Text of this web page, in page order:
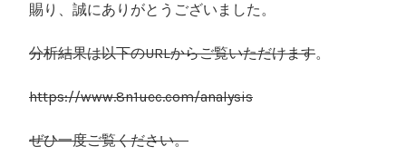
賜り、誠にありがとうございました。
分析結果は以下のURLからご覧いただけます。
https://www.8n1uec.com/analysis
ぜひ一度ご覧ください。